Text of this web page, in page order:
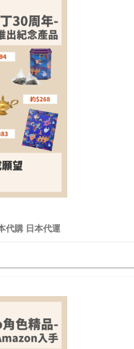
代購 日本代運